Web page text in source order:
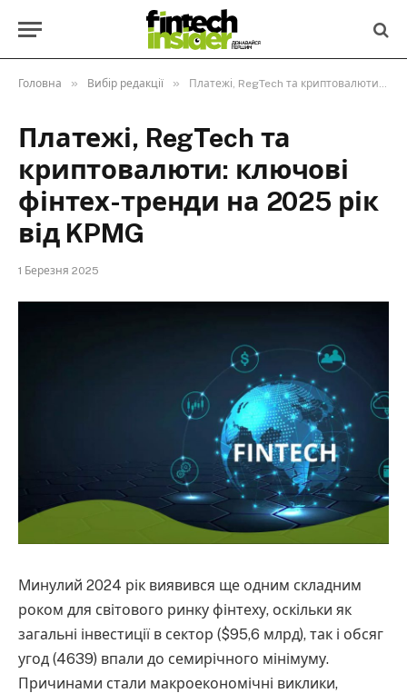
Головна » Вибір редакції » Платежі, RegTech та криптовалюти: ключові фінтех-тренди на 2025 рік від KPMG
Платежі, RegTech та
криптовалюти: ключові
фінтех-тренди на 2025 рік
від KPMG
1 Березня 2025
Минулий 2024 рік виявився ще одним складним
роком для світового ринку фінтеху, оскільки як
загальні інвестиції в сектор ($95,6 млрд), так і обсяг
угод (4639) впали до семирічного мінімуму.
Причинами стали макроекономічні виклики,